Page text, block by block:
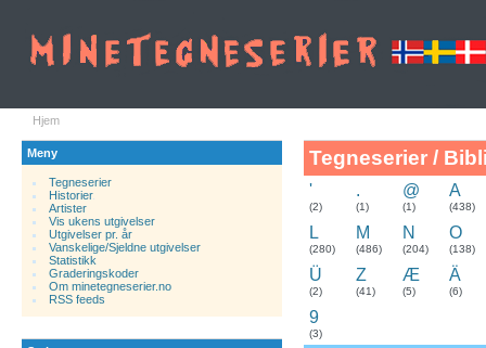
Hjem
Meny
Tegneserier
Historier.
Artister
Vis ukens utgivelser
Utgivelser pr. år
Vanskelige/Sjeldne utgivelser
Statistikk
Graderingskoder
Om minetegneserier.no
RSS feeds
Tegneserier /
'
(2)
.
(1)
@
(1)
A
(438)
L
(280)
M
(486)
N
(204)
O
(138)
Ü
(2)
Z
(41)
Æ
(5)
Ä
(6)
9
(3)